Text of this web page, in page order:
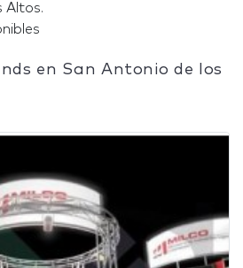
Altos.
en San Antonio de los